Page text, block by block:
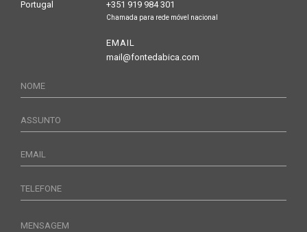
Portugal
+351 919 984 301
Chamada para rede móvel nacional
EMAIL
mail@fontedabica.com
NOME
ASSUNTO
EMAIL
TELEFONE
MENSAGEM